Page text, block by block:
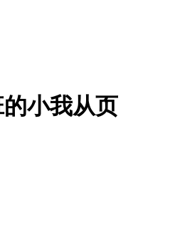
小我从页